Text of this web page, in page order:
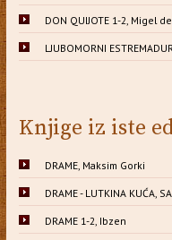
DON QUIJOTE 1-2, Migel
LJUBOMORNI
Knjige iz iste
DRAME, Maksim Gorki
DRAME - LUTKINA KUĆA,
DRAME 1-2, Ibzen